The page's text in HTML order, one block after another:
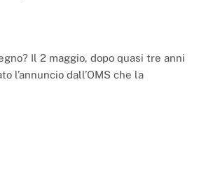
Il 2 maggio, dopo quasi tre anni
l’annuncio dall’OMS che la